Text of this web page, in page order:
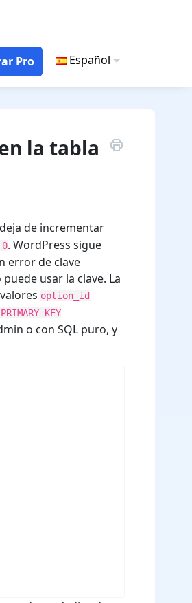
Pro Español
la tabla
de incrementar
. WordPress sigue
error de clave
usar la clave. La
option_id
KEY
o con SQL puro, y